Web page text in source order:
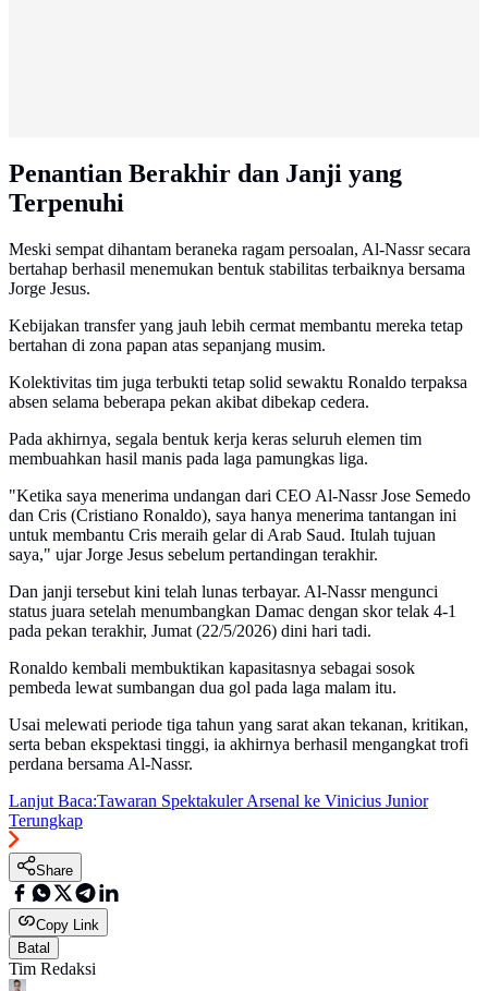
Penantian Berakhir dan Janji yang
Terpenuhi
Meski sempat dihantam beraneka ragam persoalan, Al-Nassr secara
bertahap berhasil menemukan bentuk stabilitas terbaiknya bersama
Jorge Jesus.
Kebijakan transfer yang jauh lebih cermat membantu mereka tetap
bertahan di zona papan atas sepanjang musim.
Kolektivitas tim juga terbukti tetap solid sewaktu Ronaldo terpaksa
absen selama beberapa pekan akibat dibekap cedera.
Pada akhirnya, segala bentuk kerja keras seluruh elemen tim
membuahkan hasil manis pada laga pamungkas liga.
"Ketika saya menerima undangan dari CEO Al-Nassr Jose Semedo
dan Cris (Cristiano Ronaldo), saya hanya menerima tantangan ini
untuk membantu Cris meraih gelar di Arab Saud. Itulah tujuan
saya," ujar Jorge Jesus sebelum pertandingan terakhir.
Dan janji tersebut kini telah lunas terbayar. Al-Nassr mengunci
status juara setelah menumbangkan Damac dengan skor telak 4-1
pada pekan terakhir, Jumat (22/5/2026) dini hari tadi.
Ronaldo kembali membuktikan kapasitasnya sebagai sosok
pembeda lewat sumbangan dua gol pada laga malam itu.
Usai melewati periode tiga tahun yang sarat akan tekanan, kritikan,
serta beban ekspektasi tinggi, ia akhirnya berhasil mengangkat trofi
perdana bersama Al-Nassr.
Lanjut Baca:Tawaran Spektakuler Arsenal ke Vinicius Junior
Terungkap
Share
Copy Link
Batal
Tim Redaksi